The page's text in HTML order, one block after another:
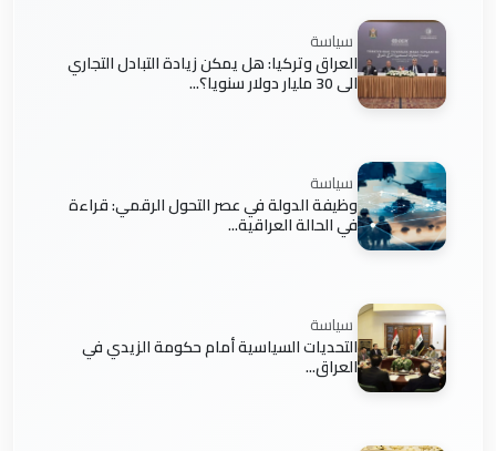
سياسة
العراق وتركيا: هل يمكن زيادة التبادل التجاري
الى 30 مليار دولار سنويا؟...
سياسة
وظيفة الدولة في عصر التحول الرقمي: قراءة
في الحالة العراقية...
سياسة
التحديات السياسية أمام حكومة الزيدي في
العراق...